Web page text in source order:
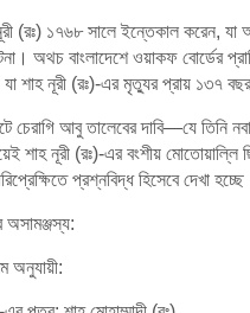
(রঃ) ১৭৬৮ সালে ইন্তেকাল করেন,
অথচ বাংলাদেশে ওয়াকফ বোর্ডের
শাহ নূরী (রঃ)-এর মৃত্যুর প্রায় ১৩৭
চেরাগি আবু তালেবের দাবি—যে তিনি
শাহ নূরী (রঃ)-এর বংশীয় মোতোয়াল্লি
প্রশ্নবিদ্ধ হিসেবে দেখা
অসামঞ্জস্য:
অনুযায়ী: